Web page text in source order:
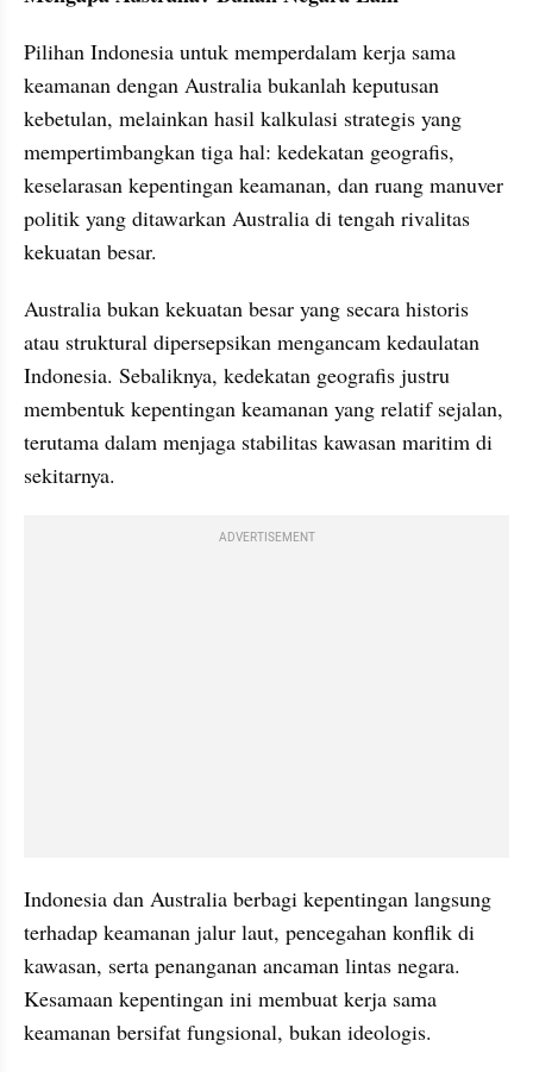
Pilihan Indonesia untuk memperdalam kerja sama
keamanan dengan Australia bukanlah keputusan
kebetulan, melainkan hasil kalkulasi strategis yang
mempertimbangkan tiga hal: kedekatan geografis,
keselarasan kepentingan keamanan, dan ruang manuver
politik yang ditawarkan Australia di tengah rivalitas
kekuatan besar.
Australia bukan kekuatan besar yang secara historis
atau struktural dipersepsikan mengancam kedaulatan
Indonesia. Sebaliknya, kedekatan geografis justru
membentuk kepentingan keamanan yang relatif sejalan,
terutama dalam menjaga stabilitas kawasan maritim di
sekitarnya.
ADVERTISEMENT
Indonesia dan Australia berbagi kepentingan langsung
terhadap keamanan jalur laut, pencegahan konflik di
kawasan, serta penanganan ancaman lintas negara.
Kesamaan kepentingan ini membuat kerja sama
keamanan bersifat fungsional, bukan ideologis.